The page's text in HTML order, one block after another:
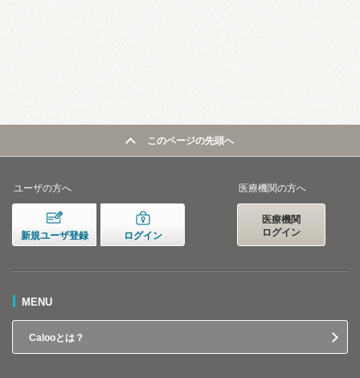
このページの先頭へ
ユーザの方へ
新規ユーザ登録 ログイン
医療機関の方へ
医療機関
ログイン
MENU
Calooとは？